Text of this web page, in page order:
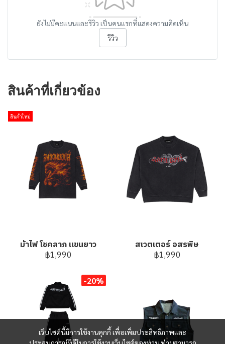
ยังไม่มีคะแนนและรีวิว เป็นคนแรกที่แสดงความคิดเห็น
รีวิว
สินค้าที่เกี่ยวข้อง
สินค้าใหม่
ม้าไฟ โชคลาภ แขนยาว
฿1,990
สเวตเตอร์ อสรพิษ
฿1,990
-20%
เว็บไซต์นี้มีการใช้งานคุกกี้ เพื่อเพิ่มประสิทธิภาพและ